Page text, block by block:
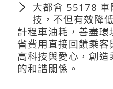
大都會 55178 車
技，不但有效降
計程車油耗，善盡
省費用直接回饋乘
高科技與愛心，創
的和諧關係。